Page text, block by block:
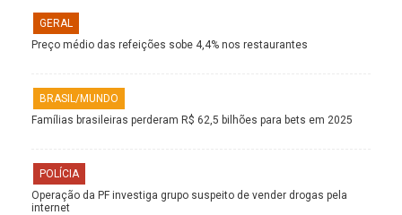
GERAL
Preço médio das refeições sobe 4,4% nos restaurantes
BRASIL/MUNDO
Famílias brasileiras perderam R$ 62,5 bilhões para bets em 2025
POLÍCIA
Operação da PF investiga grupo suspeito de vender drogas pela
internet